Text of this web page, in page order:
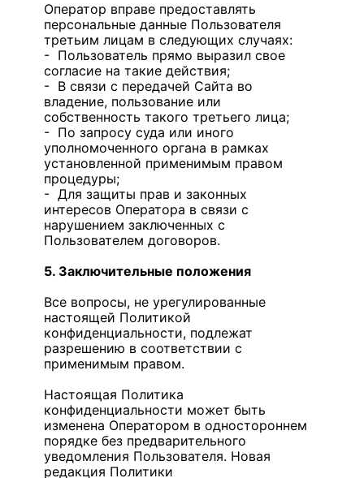
Оператор вправе предоставлять
персональные данные Пользователя
третьим лицам в следующих случаях:
- Пользователь прямо выразил свое
согласие на такие действия;
- В связи с передачей Сайта во
владение, пользование или
собственность такого третьего лица;
- По запросу суда или иного
уполномоченного органа в рамках
установленной применимым правом
процедуры;
- Для защиты прав и законных
интересов Оператора в связи с
нарушением заключенных с
Пользователем договоров.
5. Заключительные положения
Все вопросы, не урегулированные
настоящей Политикой
конфиденциальности, подлежат
разрешению в соответствии с
применимым правом.
Настоящая Политика
конфиденциальности может быть
изменена Оператором в одностороннем
порядке без предварительного
уведомления Пользователя. Новая
редакция Политики